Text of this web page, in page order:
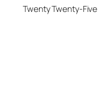
Twenty Twenty-Five